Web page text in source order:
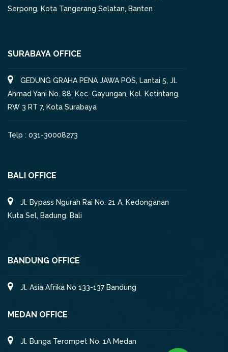
Serpong, Kota Tangerang Selatan, Banten
SURABAYA OFFICE
GEDUNG GRAHA PENA JAWA POS, Lantai 5, Jl.
Ahmad Yani No. 88, Kec. Gayungan, Kel. Ketintang,
RW 3 RT 7, Kota Surabaya
Telp : 031-30008273
BALI OFFICE
Jl. Bypass Ngurah Rai No. 21 A, Kedonganan
Kuta Sel, Badung, Bali
BANDUNG OFFICE
Jl. Asia Afrika No 133-137 Bandung
MEDAN OFFICE
Jl. Bunga Terompet No. 1A Medan